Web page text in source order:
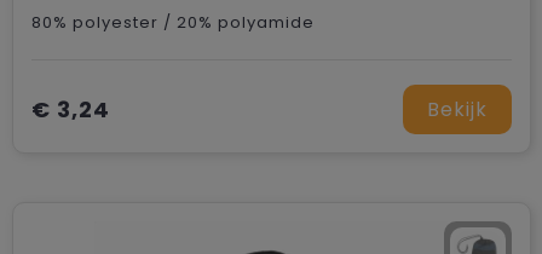
80% polyester / 20% polyamide
€ 3,24 Bekijk